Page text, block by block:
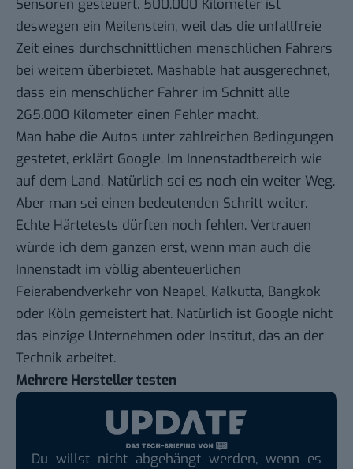
Sensoren gesteuert. 500.000 Kilometer ist
deswegen ein Meilenstein, weil das die unfallfreie
Zeit eines durchschnittlichen menschlichen Fahrers
bei weitem überbietet. Mashable hat ausgerechnet,
dass ein menschlicher Fahrer im Schnitt alle
265.000 Kilometer einen Fehler macht.
Man habe die Autos unter zahlreichen Bedingungen
gestetet, erklärt Google. Im Innenstadtbereich wie
auf dem Land. Natürlich sei es noch ein weiter Weg.
Aber man sei einen bedeutenden Schritt weiter.
Echte Härtetests dürften noch fehlen. Vertrauen
würde ich dem ganzen erst, wenn man auch die
Innenstadt im völlig abenteuerlichen
Feierabendverkehr von Neapel, Kalkutta, Bangkok
oder Köln gemeistert hat. Natürlich ist Google nicht
das einzige Unternehmen oder Institut, das an der
Technik arbeitet.
Mehrere Hersteller testen
Du willst nicht abgehängt werden, wenn es